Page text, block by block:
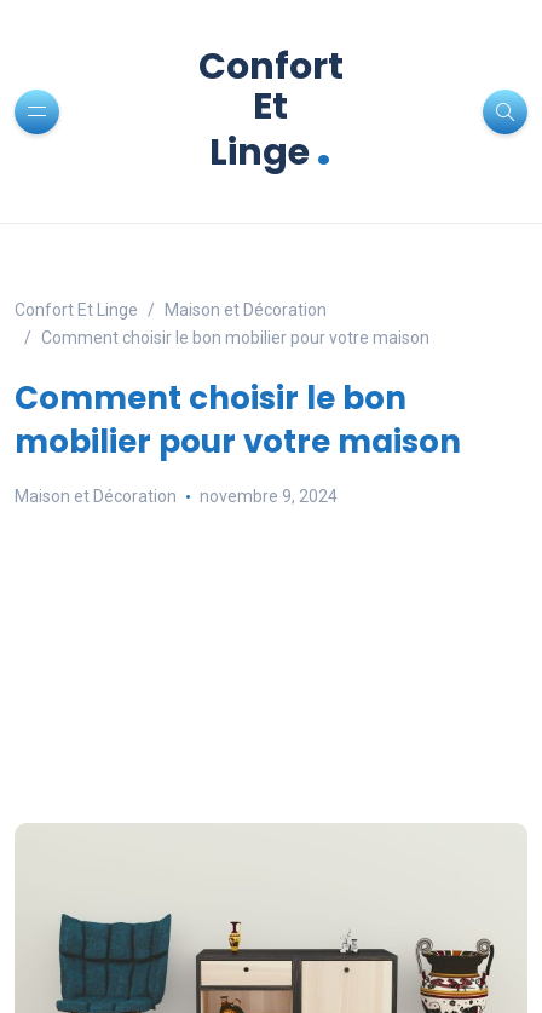
Confort
Et
Linge.
Confort Et Linge
Maison et Décoration
Comment choisir le bon mobilier pour votre maison
Comment choisir le bon
mobilier pour votre maison
Maison et Décoration novembre 9, 2024